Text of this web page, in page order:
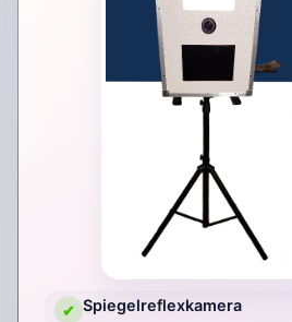
✔ Spiegelreflexkamera